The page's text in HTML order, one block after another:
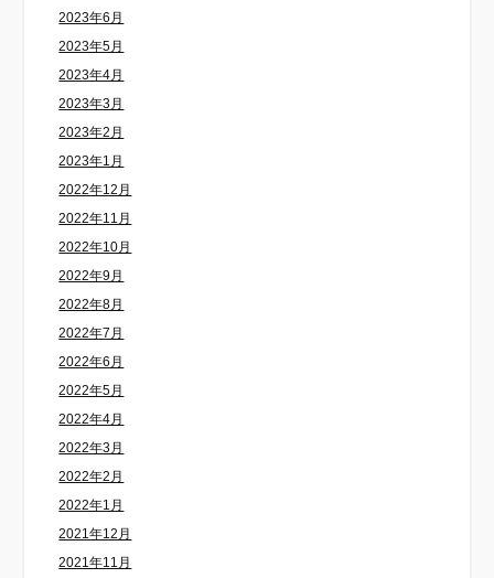
2023年6月
2023年5月
2023年4月
2023年3月
2023年2月
2023年1月
2022年12月
2022年11月
2022年10月
2022年9月
2022年8月
2022年7月
2022年6月
2022年5月
2022年4月
2022年3月
2022年2月
2022年1月
2021年12月
2021年11月